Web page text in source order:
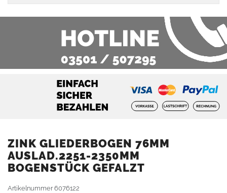
ZINK GLIEDERBOGEN 76MM
AUSLAD.2251-2350MM
BOGENSTÜCK GEFALZT
Artikelnummer6076122